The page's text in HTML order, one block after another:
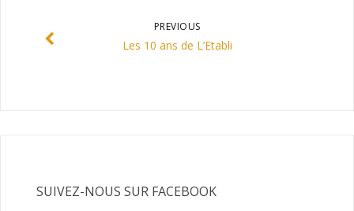
PREVIOUS
Les 10 ans de L’Etabli
SUIVEZ-NOUS SUR FACEBOOK